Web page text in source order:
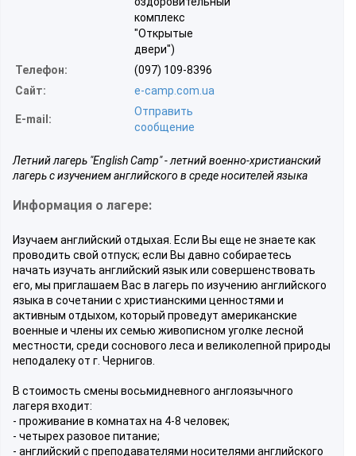
комплекс
"Открытые
двери")
Телефон:
(097) 109-8396
Сайт:
e-camp.com.ua
E-mail:
Отправить
сообщение
Летний лагерь "English Camp" - летний военно-христианский
лагерь с изучением английского в среде носителей языка
Информация о лагере:
Изучаем английский отдыхая. Если Вы еще не знаете как
проводить свой отпуск; если Вы давно собираетесь
начать изучать английский язык или совершенствовать
его, мы приглашаем Вас в лагерь по изучению английского
языка в сочетании с христианскими ценностями и
активным отдыхом, который проведут американские
военные и члены их семью живописном уголке лесной
местности, среди соснового леса и великолепной природы
неподалеку от г. Чернигов.
В стоимость смены восьмидневного англоязычного
лагеря входит:
- проживание в комнатах на 4-8 человек;
- четырех разовое питание;
- английский с преподавателями носителями английского